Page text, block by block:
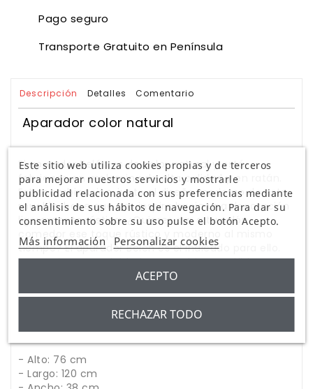
Pago seguro
Transporte Gratuito en Península
Descripción Detalles Comentario
Aparador color natural
El aparador Belén es de color natural y está
fabricado en melamina de alta calidad y en ratán.
Esta combinación, junto al diseño moderno de este
mueble, hace que nos inspire hacia una decoración
ligeramente rústica. ¿Quieres dar a tu salón
comedor ese toque rústico y moderno al mismo
tiempo? El aparador Belén es el indicado para ello.
Transmite autenticidad y un ambiente cálido que
embellecerá tu estancia favorita.
Medidas del aparador Belén:
- Alto: 76 cm
- Largo: 120 cm
Este sitio web utiliza cookies propias y de terceros
para mejorar nuestros servicios y mostrarle
publicidad relacionada con sus preferencias mediante
el análisis de sus hábitos de navegación. Para dar su
consentimiento sobre su uso pulse el botón Acepto.
Más información Personalizar cookies
RECHAZAR TODO
ACEPTO